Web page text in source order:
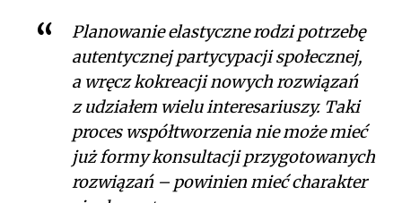
Planowanie elastyczne rodzi potrzebę
autentycznej partycypacji społecznej,
a wręcz kokreacji nowych rozwiązań
z udziałem wielu interesariuszy. Taki
proces współtworzenia nie może mieć
już formy konsultacji przygotowanych
rozwiązań – powinien mieć charakter